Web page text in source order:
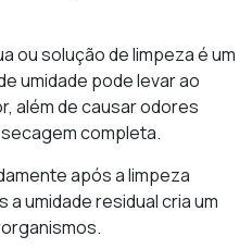
ou solução de limpeza é um
umidade pode levar ao
além de causar odores
completa.
após a limpeza
umidade residual cria um